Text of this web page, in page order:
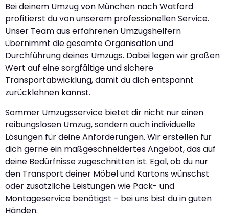
Bei deinem Umzug von München nach Watford
profitierst du von unserem professionellen Service.
Unser Team aus erfahrenen Umzugshelfern
übernimmt die gesamte Organisation und
Durchführung deines Umzugs. Dabei legen wir großen
Wert auf eine sorgfältige und sichere
Transportabwicklung, damit du dich entspannt
zurücklehnen kannst.
Sommer Umzugsservice bietet dir nicht nur einen
reibungslosen Umzug, sondern auch individuelle
Lösungen für deine Anforderungen. Wir erstellen für
dich gerne ein maßgeschneidertes Angebot, das auf
deine Bedürfnisse zugeschnitten ist. Egal, ob du nur
den Transport deiner Möbel und Kartons wünschst
oder zusätzliche Leistungen wie Pack- und
Montageservice benötigst – bei uns bist du in guten
Händen.